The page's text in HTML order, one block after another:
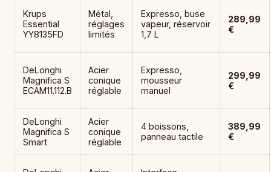
Krups
Essential
YY8135FD
Métal,
réglages
limités
Expresso, buse
vapeur, réservoir
1,7 L
289,99
€
DeLonghi
Magnifica S
ECAM11.112.B
Acier
conique
réglable
Expresso,
mousseur
manuel
299,99
€
DeLonghi
Magnifica S
Smart
Acier
conique
réglable
4 boissons,
panneau tactile
389,99
€